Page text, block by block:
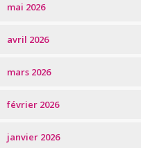
mai 2026
avril 2026
mars 2026
février 2026
janvier 2026